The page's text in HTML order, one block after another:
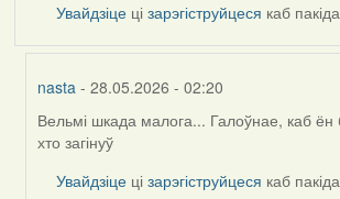
Увайдзіце цізарэгіструйцеся каб
nasta - 28.05.2026 - 02:20
In
reply
Вельмі шкада малога... Галоўнае, каб ён
хто загінуў
Увайдзіце цізарэгіструйцеся каб